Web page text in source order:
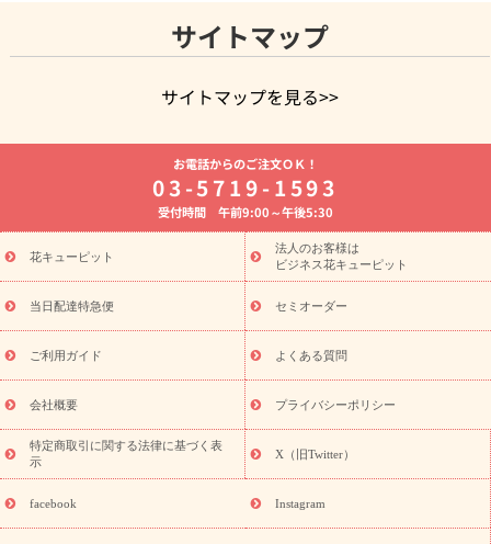
サイトマップ
サイトマップを見る>>
よく贈られる花
お祝いの花特集
誕生日フラワーギフト特集
8月の誕生花(トルコキキョウ)
開店・開業祝い
お供え・お悔やみ お供え・お悔やみの花
通夜・葬儀に贈る花 胡蝶蘭・花鉢
ーブドフラワー
季節のイベント
ひまわり ギフト・プレゼント
特集
お盆 花（新盆・初盆） 季節のイベント
お盆 花（新
盆・初盆）
お盆 花（新盆・初盆）
お盆・お供え 花とセットギ
フト
お盆・お供え プリザーブドフラワー
ひまわり ギフト・プ
レゼント特集
夏の花贈り・お中元・暑中見舞い 花のギフト特集
敬老の日におくる花ギフト・プレゼント特集
花ギフト・プレゼント特集
敬老の日 花のおすすめランキング
敬
老の日 花鉢植えのギフト・プレゼント特集
敬老の日 花とセットギ
フト・プレゼント特集
敬老の日の花 全てのギフト一覧
キャン
ペーン
映画『ウォーターガーディアンズ』コラボキャンペーン
「きょう誕生日なんです」キャンペーン
誕生日の花を探す
誕生日フラワーギフト 誕生日フラワーギフト特集
お電話からのご注文ＯＫ！
03-5719-1593
受付時間 午前9:00～午後5:30
花キューピット
法人のお客様は
ビジネス花キューピット
当日配達特急便 セミオーダー
ご利用ガイド よくある質問
会社概要 プライバシーポリシー
特定商取引に関する法律に基づく表
示
X（旧Twitter）
facebook Instagram